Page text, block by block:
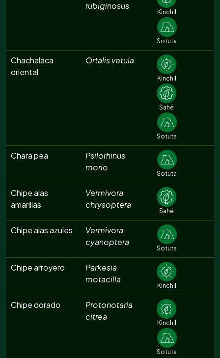
rubiginosus
Kinchil
Sotuta
Chachalaca
oriental
Ortalis vetula
Kinchil
Sahé
Sotuta
Chara pea
Psilorhinus
morio
Sotuta
Chipe alas
amarillas
Vermivora
chrysoptera
Sahé
Chipe alas azules
Vermivora
cyanoptera
Sotuta
Chipe arroyero
Parkesia
motacilla
Kinchil
Chipe dorado
Protonotaria
citrea
Kinchil
Sotuta